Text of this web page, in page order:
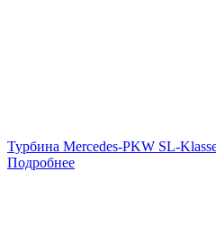
Турбина Mercedes-PKW SL-
Подробнее